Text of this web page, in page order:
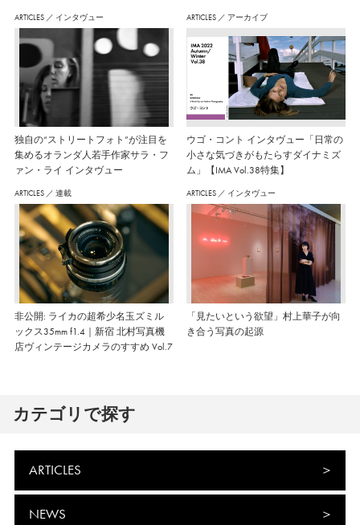
ARTICLES ／ インタヴュー
独自の“ストリートフォト”が注目を
集めるオランダ人若手作家サラ・フ
ァン・ライ インタヴュー
ARTICLES ／ アーカイブ
ウゴ・コント インタヴュー「日常の
小さな気づきがもたらすダイナミズ
ム」【IMA Vol.38特集】
ARTICLES ／ 連載
非公開: ライカの超希少名玉ズミル
ックス35mm f1.4｜新宿 北村写真機
店ヴィンテージカメラのすすめ Vol.7
ARTICLES ／ インタヴュー
「見たいという欲望」村上華子が向
き合う写真の起源
カテゴリで探す
ARTICLES
NEWS